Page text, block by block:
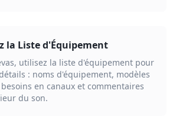
la Liste d'Équipement
utilisez la liste d'équipement pour
: noms d'équipement, modèles
en canaux et commentaires
du son.